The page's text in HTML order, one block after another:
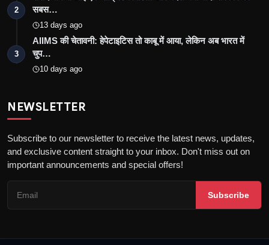
2
सबस…
13 days ago
3
AIIMS की चेतावनी: हेपेटाइटिस तो काबू में आया, लेकिन अब भारत में
चुप…
10 days ago
NEWSLETTER
Subscribe to our newsletter to receive the latest news, updates,
and exclusive content straight to your inbox. Don't miss out on
important announcements and special offers!
Subscribe